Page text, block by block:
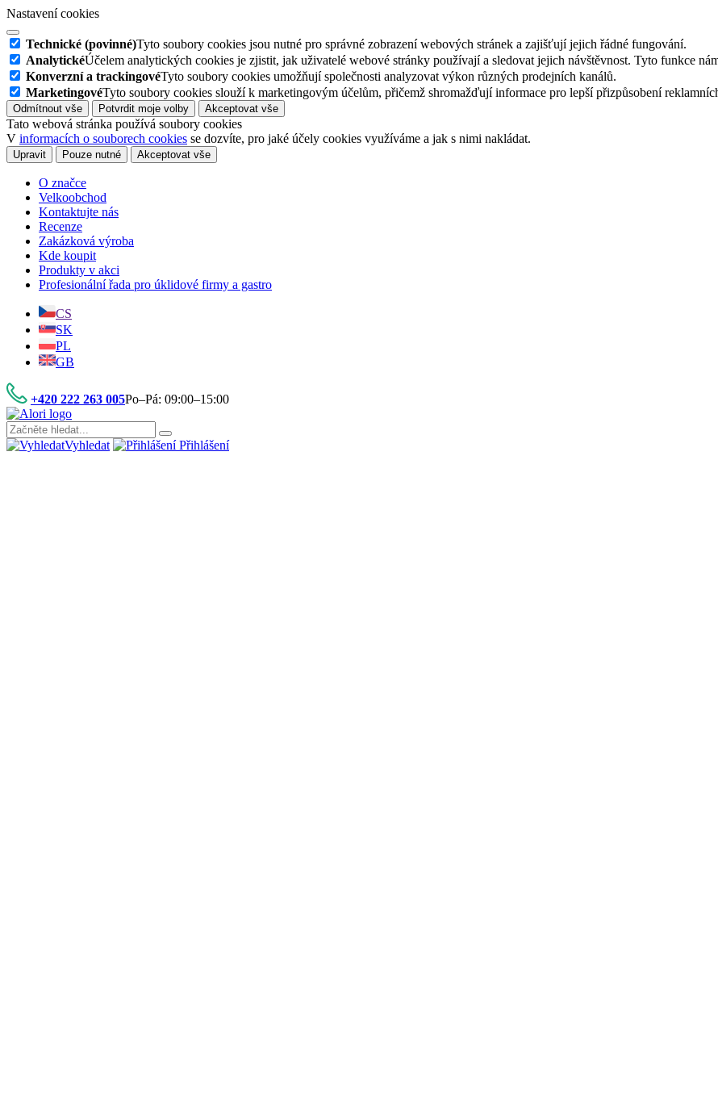
Nastavení cookies
Technické (povinné)Tyto soubory cookies jsou nutné pro správné zobrazení webových stránek a zajišťují jejich řádné fungování.
AnalytickéÚčelem analytických cookies je zjistit, jak uživatelé webové stránky používají a sledovat jejich návštěvnost. Tyto funkce
Konverzní a trackingovéTyto soubory cookies umožňují společnosti analyzovat výkon různých prodejních kanálů.
MarketingovéTyto soubory cookies slouží k marketingovým účelům, přičemž shromažďují informace pro lepší přizpůsobení
Odmítnout vše Potvrdit moje volby Akceptovat vše
Tato webová stránka používá soubory cookies
V informacích o souborech cookies se dozvíte, pro jaké účely cookies využíváme a jak s nimi nakládat.
Upravit Pouze nutné Akceptovat vše
O značce
Velkoobchod
Kontaktujte nás
Recenze
Zakázková výroba
Kde koupit
Produkty v akci
Profesionální řada pro úklidové firmy a gastro
CS
SK
PL
GB
+420 222 263 005Po–Pá: 09:00–15:00
Vyhledat Přihlášení